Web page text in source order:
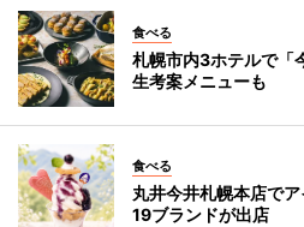
食べる
札幌市内3ホテルで
生考案メニューも
食べる
丸井今井札幌本店で
19ブランドが出店